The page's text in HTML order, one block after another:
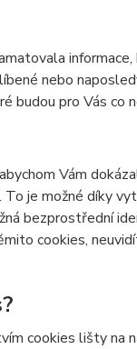
nebo
budou pro Vás co
Vám
je možné díky
bezprostřední
cookies,
cookies lišty na